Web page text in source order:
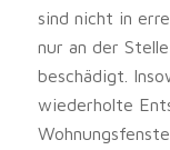
sind nicht in
nur an der
beschädigt.
wiederholte